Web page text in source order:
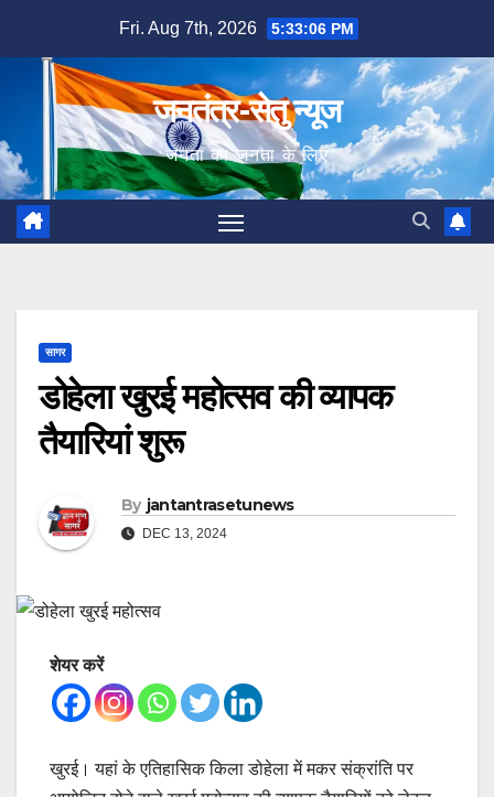
content
Fri. Aug 7th, 2026 5:33:07 PM
जनतंत्र-सेतु न्यूज
जनता का जनता के लिए
सागर
डोहेला खुरई महोत्सव की व्यापक
तैयारियां शुरू
By jantantrasetunews
DEC 13, 2024
शेयर करें
खुरई। यहां के एतिहासिक किला डोहेला में मकर संक्रांति पर